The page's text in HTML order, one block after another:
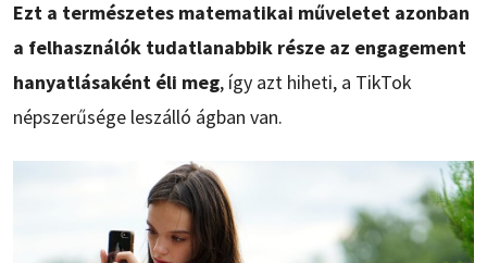
Ezt a természetes matematikai műveletet azonban
a felhasználók tudatlanabbik része az engagement
hanyatlásaként éli meg, így azt hiheti, a TikTok
népszerűsége leszálló ágban van.